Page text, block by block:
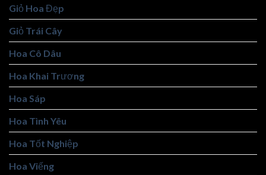
Giỏ Hoa Đẹp
Giỏ Trái Cây
Hoa Cô Dâu
Hoa Khai Trương
Hoa Sáp
Hoa Tình Yêu
Hoa Tốt Nghiệp
Hoa Viếng